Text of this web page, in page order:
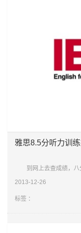
雅思8.5分听力训
到网上去查成绩，八
的全部超常发挥了应该是
2013-12-26
标签 ：